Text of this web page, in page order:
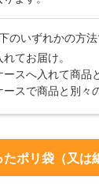
のいずれかの方法
てお届け。
スへ入れて商品
スで商品と別々
ポリ袋（又は